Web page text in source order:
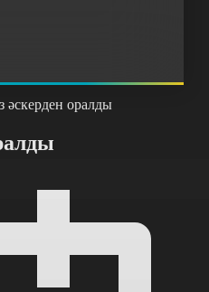
әскерден оралды